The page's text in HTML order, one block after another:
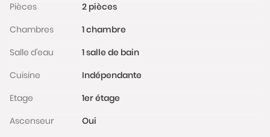
et des commerces du quartier.
Charges de copropriété: 115 € / mois; Taxe foncière:
383 € / an
Les informations sur les risques auxquels ce bien est
www.georisques.gouv.fr
Pièces
2 pièces
Chambres
1 chambre
Salle d'eau
1 salle de bain
Cuisine
Indépendante
Etage
1er étage
Ascenseur
Oui